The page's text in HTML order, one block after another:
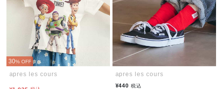
30% OFF
apres les cours apres les cours
¥440税込